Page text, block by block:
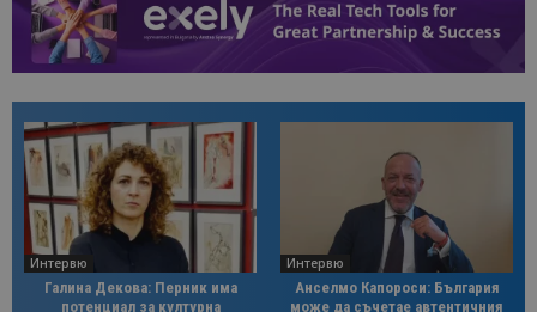
Интервю
Галина Декова: Перник има
потенциал за културна
Интервю
Анселмо Капороси: България
може да съчетае автентичния